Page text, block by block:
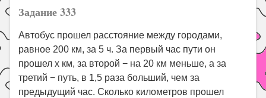
Задание 333
Автобус прошел расстояние между городами,
равное 200 км, за 5 ч. За первый час пути он
прошел x км, за второй − на 20 км меньше, а за
третий − путь, в 1,5 раза больший, чем за
предыдущий час. Сколько километров прошел